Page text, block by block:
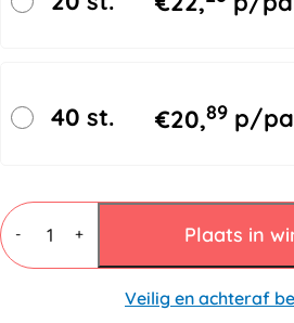
40 st. €20,89 p/
-
Zijdepapier
wit
750x500mm
24gr/m²
+ Plaats in
Veilig en achteraf